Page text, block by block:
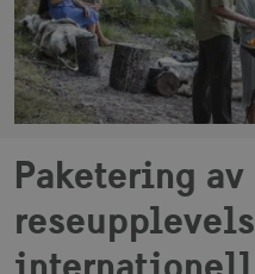
Paketering